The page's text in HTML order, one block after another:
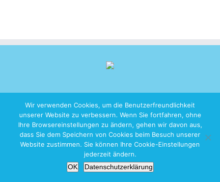
Copyright 2026 iZen Designs | All Rights Reserved | Imprint|Privacy
Wir verwenden Cookies, um die Benutzerfreundlichkeit
unserer Website zu verbessern. Wenn Sie fortfahren, ohne
Ihre Browsereinstellungen zu ändern, gehen wir davon aus,
dass Sie dem Speichern von Cookies beim Besuch unserer
Website zustimmen. Sie können Ihre Cookie-Einstellungen
jederzeit ändern.
OK
Datenschutzerklärung